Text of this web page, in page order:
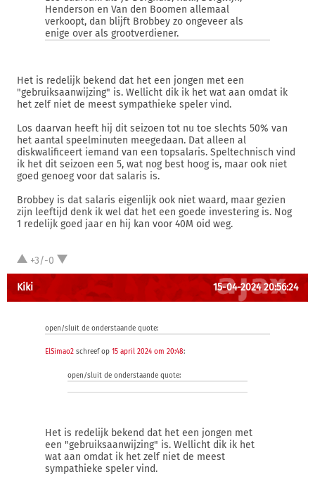
Henderson en Van den Boomen allemaal
verkoopt, dan blijft Brobbey zo ongeveer als
enige over als grootverdiener.
Het is redelijk bekend dat het een jongen met een
"gebruiksaanwijzing" is. Wellicht dik ik het wat aan omdat ik
het zelf niet de meest sympathieke speler vind.
Los daarvan heeft hij dit seizoen tot nu toe slechts 50% van
het aantal speelminuten meegedaan. Dat alleen al
diskwalificeert iemand van een topsalaris. Speltechnisch vind
ik het dit seizoen een 5, wat nog best hoog is, maar ook niet
goed genoeg voor dat salaris is.
Brobbey is dat salaris eigenlijk ook niet waard, maar gezien
zijn leeftijd denk ik wel dat het een goede investering is. Nog
1 redelijk goed jaar en hij kan voor 40M oid weg.
+3/-0
Kiki 15-04-2024 20:56:24
open/sluit de onderstaande quote:
ElSimao2 schreef op 15 april 2024 om 20:48:
open/sluit de onderstaande quote:
Het is redelijk bekend dat het een jongen met
een "gebruiksaanwijzing" is. Wellicht dik ik het
wat aan omdat ik het zelf niet de meest
sympathieke speler vind.